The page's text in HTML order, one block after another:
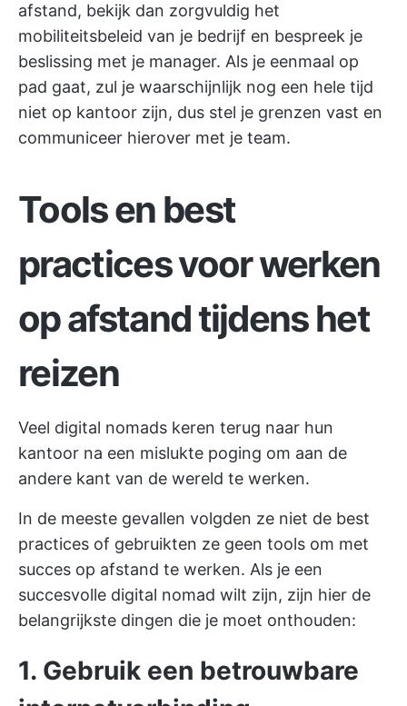
afstand, bekijk dan zorgvuldig het
mobiliteitsbeleid van je bedrijf en bespreek je
beslissing met je manager. Als je eenmaal op
pad gaat, zul je waarschijnlijk nog een hele tijd
niet op kantoor zijn, dus stel je grenzen vast en
communiceer hierover met je team.
Tools en best
practices voor werken
op afstand tijdens het
reizen
Veel digital nomads keren terug naar hun
kantoor na een mislukte poging om aan de
andere kant van de wereld te werken.
In de meeste gevallen volgden ze niet de best
practices of gebruikten ze geen tools om met
succes op afstand te werken. Als je een
succesvolle digital nomad wilt zijn, zijn hier de
belangrijkste dingen die je moet onthouden:
1. Gebruik een betrouwbare